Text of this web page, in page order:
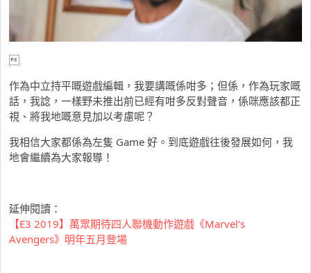
作為中立持平嘅遊戲編輯，我要講嘅係咁多；但係，作為玩家嘅
話，我諗，一樣野未推出前已經有咁多反對聲音，係咪應該都正
視、將我地嘅意見加以考慮呢？
我相信大家都係為左隻 Game 好。到底遊戲往後發展如何，我
地會繼續為大家報導！
延伸閱讀：
【E3 2019】萬眾期待四人聯機動作遊戲《Marvel’s
Avengers》明年五月登場